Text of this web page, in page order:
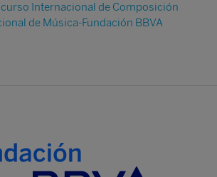
Internacional de Composición
de Música-Fundación BBVA